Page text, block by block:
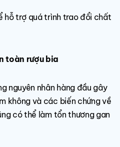
hỗ trợ quá trình trao đổi chất
toàn rượu bia
nguyên nhân hàng đầu gây
không và các biến chứng về
có thể làm tổn thương gan